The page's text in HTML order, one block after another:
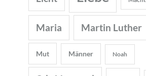
Maria Martin Luther
Mut Männer Noah